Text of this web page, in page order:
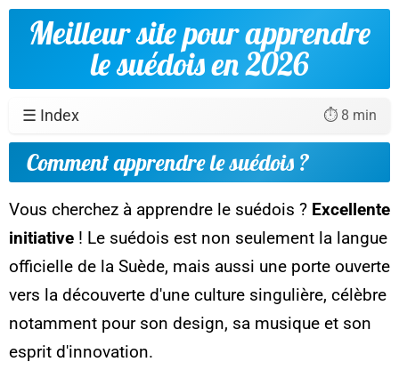
Meilleur site pour apprendre
le suédois en 2026
☰ Index ⏱️ 8 min
Comment apprendre le suédois ?
Vous cherchez à apprendre le suédois ? Excellente
initiative ! Le suédois est non seulement la langue
officielle de la Suède, mais aussi une porte ouverte
vers la découverte d'une culture singulière, célèbre
notamment pour son design, sa musique et son
esprit d'innovation.